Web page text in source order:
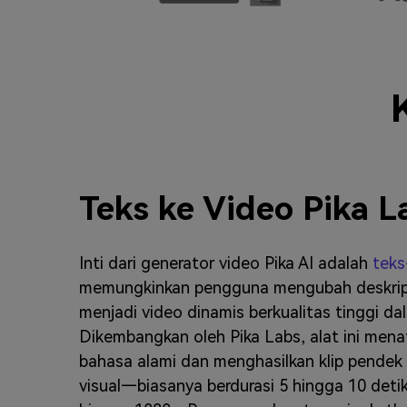
Teks ke Video Pika
Inti dari generator video Pika AI adalah
memungkinkan pengguna mengubah
menjadi video dinamis berkualitas tinggi
Dikembangkan oleh Pika Labs, alat ini
bahasa alami dan menghasilkan klip
visual—biasanya berdurasi 5 hingga 10